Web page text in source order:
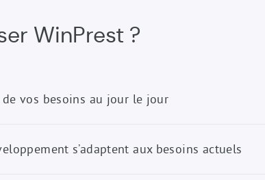
WinPrest ?
de vos besoins au jour le jour
s’adaptent aux besoins actuels